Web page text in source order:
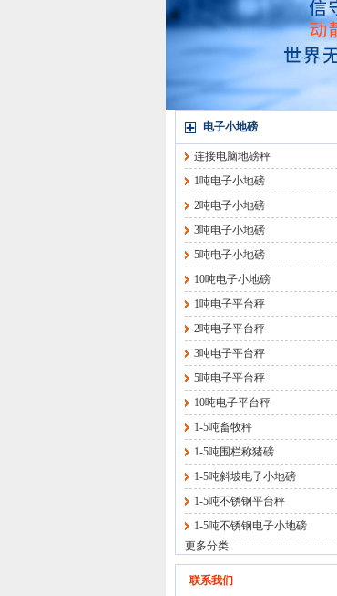
电子小地磅
连接电脑地磅秤
1吨电子小地磅
2吨电子小地磅
3吨电子小地磅
5吨电子小地磅
10吨电子小地磅
1吨电子平台秤
2吨电子平台秤
3吨电子平台秤
5吨电子平台秤
10吨电子平台秤
1-5吨畜牧秤
1-5吨围栏称猪磅
1-5吨斜坡电子小地磅
1-5吨不锈钢平台秤
1-5吨不锈钢电子小地磅
更多分类
联系我们